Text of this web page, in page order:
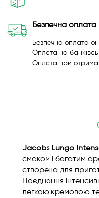
Безпечна оплата
Безпечна оплата
Оплата на
Оплата при
Jacobs Lungo
смаком і багатим
створена для
Поєднання
легкою кремовою